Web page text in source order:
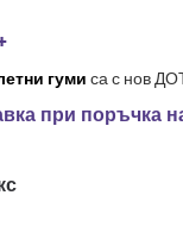
гуми са с нов
при поръчка